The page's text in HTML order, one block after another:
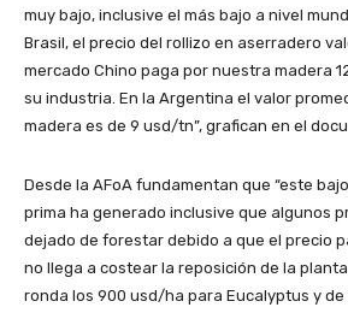
muy bajo, inclusive el más bajo a nivel
Brasil, el precio del rollizo en aserradero
mercado Chino paga por nuestra madera
su industria. En la Argentina el valor
madera es de 9 usd/tn”, grafican en el
Desde la AFoA fundamentan que “este
prima ha generado inclusive que algunos
dejado de forestar debido a que el precio
no llega a costear la reposición de la
ronda los 900 usd/ha para Eucalyptus y